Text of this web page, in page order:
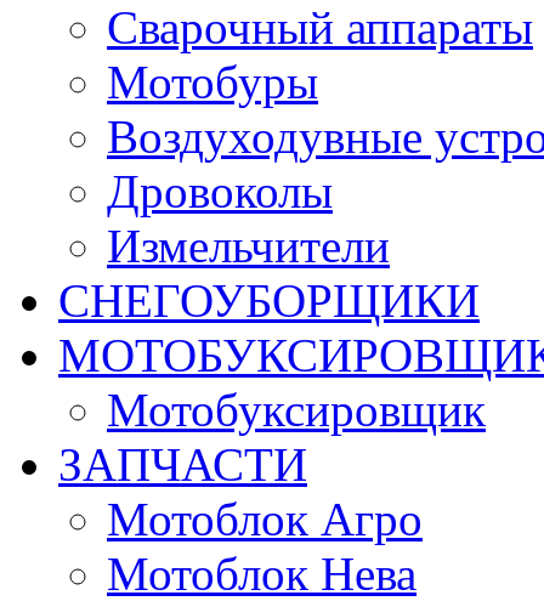
Сварочный аппараты
Мотобуры
Воздуходувные
Дровоколы
Измельчители
СНЕГОУБОРЩИКИ
Мотобуксировщик
ЗАПЧАСТИ
Мотоблок Агро
Мотоблок Нева